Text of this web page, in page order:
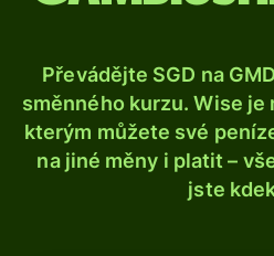
Převádějte SGD na
směnného kurzu. Wise
kterým můžete své
na jiné měny i platit –
jste